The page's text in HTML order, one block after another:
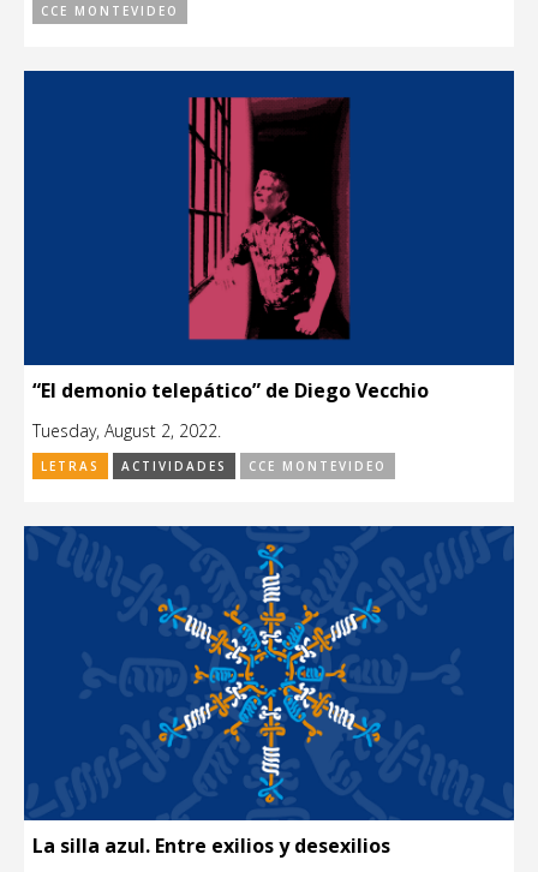
CCE MONTEVIDEO
“El demonio telepático” de Diego Vecchio
Tuesday, August 2, 2022.
LETRAS ACTIVIDADES CCE MONTEVIDEO
La silla azul. Entre exilios y desexilios